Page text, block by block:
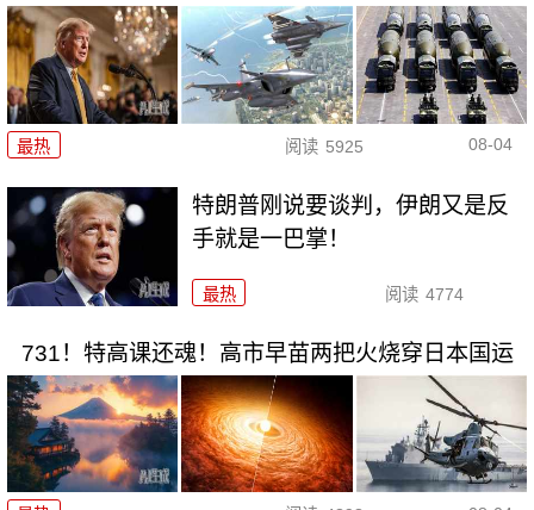
最热 阅读 5925 08-04
特朗普刚说要谈判，伊朗又是反
手就是一巴掌！
最热 阅读 4774
731！特高课还魂！高市早苗两把火烧穿日本国运